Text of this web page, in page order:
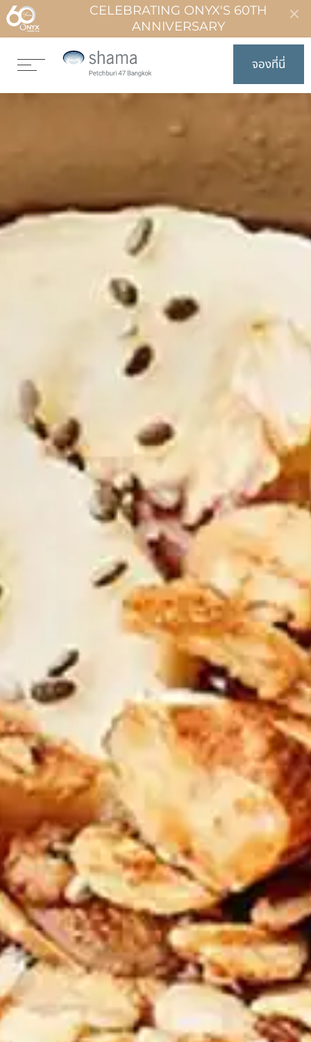
CELEBRATING ONYX'S 60TH
ANNIVERSARY
จองที่นี่